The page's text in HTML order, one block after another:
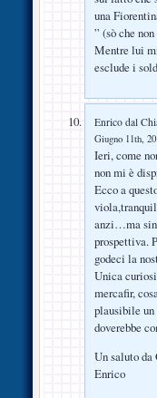
una
” (sò che
Mentre lui
esclude i
Enrico dal
Giugno 11th,
Ieri, come
non mi è
Ecco a
anzi…ma
prospettiva.
godeci la
Unica
mercafir,
plausibile un
doverebbe
Un saluto da
Enrico